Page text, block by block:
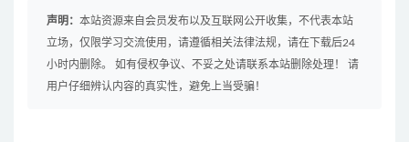
声明： 本站资源来自会员发布以及互联网公开收集，不代表本站
立场，仅限学习交流使用，请遵循相关法律法规，请在下载后24
小时内删除。 如有侵权争议、不妥之处请联系本站删除处理！ 请
用户仔细辨认内容的真实性，避免上当受骗！